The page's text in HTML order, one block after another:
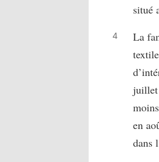
situé
La
juillet
en
dans